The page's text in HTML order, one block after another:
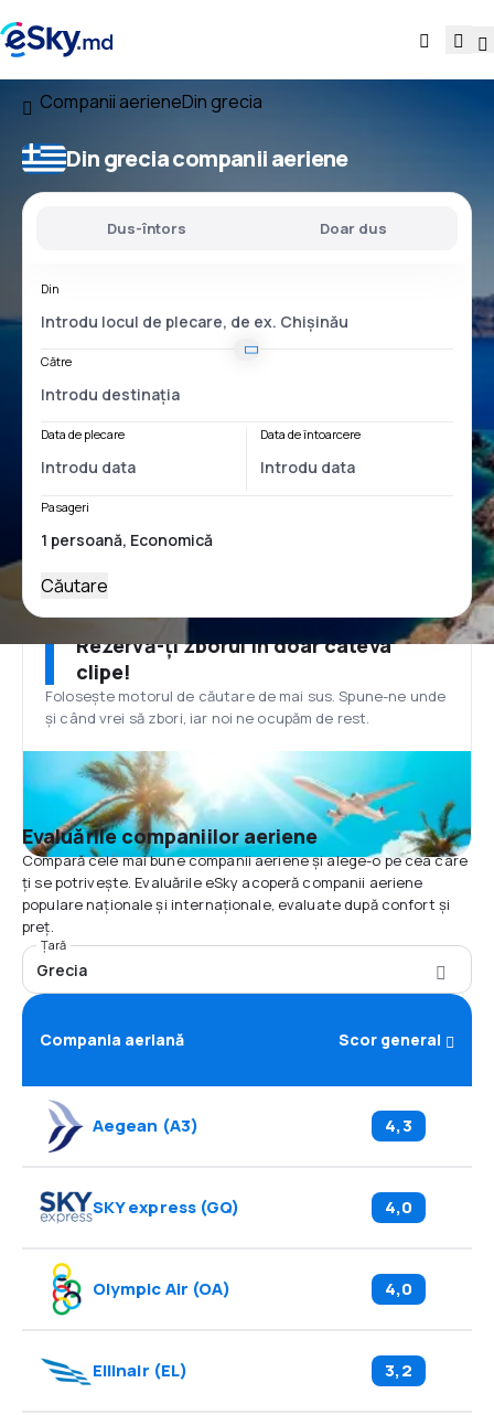
Companii aerieneDin grecia
Din grecia companii aeriene
Dus-întors Doar dus
Din
Către
Data de plecare Data de întoarcere
Pasageri
Căutare
Rezervă-ți zborul în doar câteva
clipe!
Folosește motorul de căutare de mai sus. Spune-ne unde
și când vrei să zbori, iar noi ne ocupăm de rest.
Evaluările companiilor aeriene
Compară cele mai bune companii aeriene și alege-o pe cea care
ți se potrivește. Evaluările eSky acoperă companii aeriene
populare naționale și internaționale, evaluate după confort și
preț.
Țară
Grecia
Compania aeriană Scor general
Aegean (A3) 4,3
SKY express(GQ) 4,0
Olympic Air (OA) 4,0
Ellinair (EL) 3,2